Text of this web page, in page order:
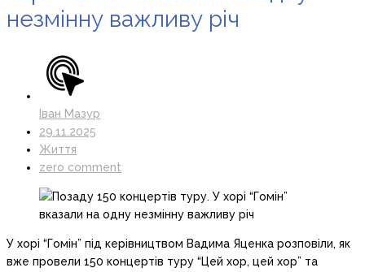
незмінну важливу річ
Іван Мазур
29.11.2025
Життя
zero comment
У хорі “Гомін” під керівництвом Вадима Яценка розповіли, як
вже провели 150 концертів туру “Цей хор, цей хор” та